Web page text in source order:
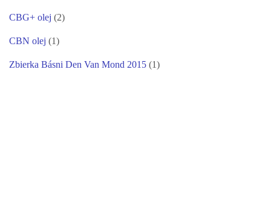
CBG+ olej (2)
CBN olej (1)
Zbierka Básni Den Van Mond 2015 (1)